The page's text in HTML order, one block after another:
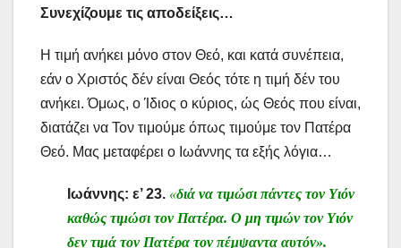
Συνεχίζουμε τις αποδείξεις…
Η τιμή ανήκει μόνο στον Θεό, και κατά συνέπεια,
εάν ο Χριστός δέν είναι Θεός τότε η τιμή δέν του
ανήκει. Όμως, ο Ίδιος ο κύριος, ώς Θεός που είναι,
διατάζει να Τον τιμούμε όπως τιμούμε τον Πατέρα
Θεό. Μας μεταφέρει ο Ιωάννης τα εξής λόγια…
Ιωάννης: ε’ 23. «διά να τιμώσι πάντες τον Υιόν
καθώς τιμώσι τον Πατέρα. Ο μη τιμών τον Υιόν
δεν τιμά τον Πατέρα τον πέμψαντα αυτόν».